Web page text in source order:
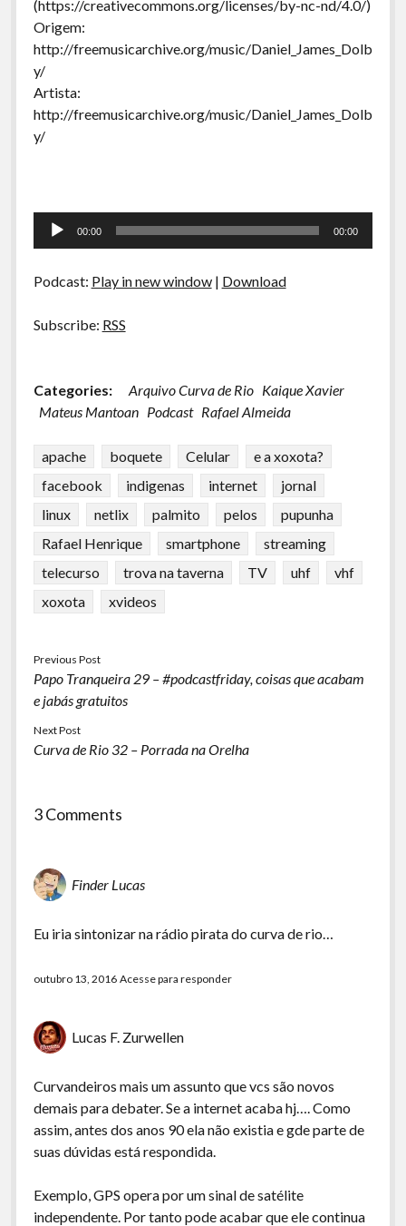
(https://creativecommons.org/licenses/by-nc-nd/4.0/)
Origem:
http://freemusicarchive.org/music/Daniel_James_Dolb
y/
Artista:
http://freemusicarchive.org/music/Daniel_James_Dolb
y/
Tocador
00:00 00:00
Podcast: Play in new window| Download
Subscribe: RSS
Categories: Arquivo Curva de Rio Kaique Xavier
Mateus Mantoan Podcast Rafael Almeida
apache boquete Celular
e a xoxota?
facebook
indigenas internet
jornal
linux
netlix palmito pelos
pupunha
Rafael Henrique
smartphone
streaming
telecurso
trova na taverna TV uhf
vhf
xoxota
xvideos
Previous Post
Papo Tranqueira 29 – #podcastfriday, coisas que acabam
e jabás gratuitos
Next Post
Curva de Rio 32 – Porrada na Orelha
3 Comments
Finder Lucas
Eu iria sintonizar na rádio pirata do curva de rio…
outubro 13, 2016 Acesse para responder
Lucas F. Zurwellen
Curvandeiros mais um assunto que vcs são novos
demais para debater. Se a internet acaba hj…. Como
assim, antes dos anos 90 ela não existia e gde parte de
suas dúvidas está respondida.
Exemplo, GPS opera por um sinal de satélite
independente. Por tanto pode acabar que ele continua